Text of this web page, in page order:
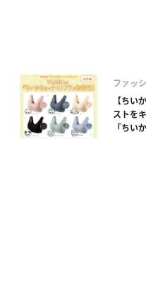
ファッ
【ち
ストを
「ちい